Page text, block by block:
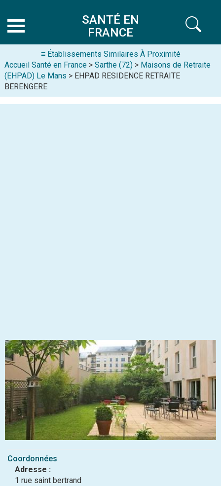
SANTÉ EN
FRANCE
≡ Établissements Similaires À Proximité
Accueil Santé en France > Sarthe (72) > Maisons de Retraite
(EHPAD) Le Mans > EHPAD RESIDENCE RETRAITE
BERENGERE
Coordonnées
Adresse :
1 rue saint bertrand